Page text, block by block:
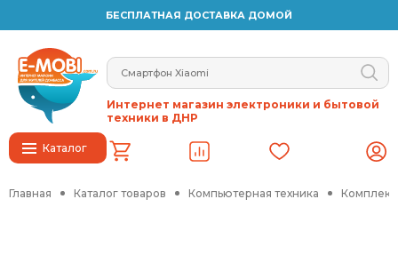
БЕСПЛАТНАЯ ДОСТАВКА ДОМОЙ
Каталог
Интернет магазин электроники и бытовой
техники в ДНР
Главная Каталог товаров Компьютерная техника